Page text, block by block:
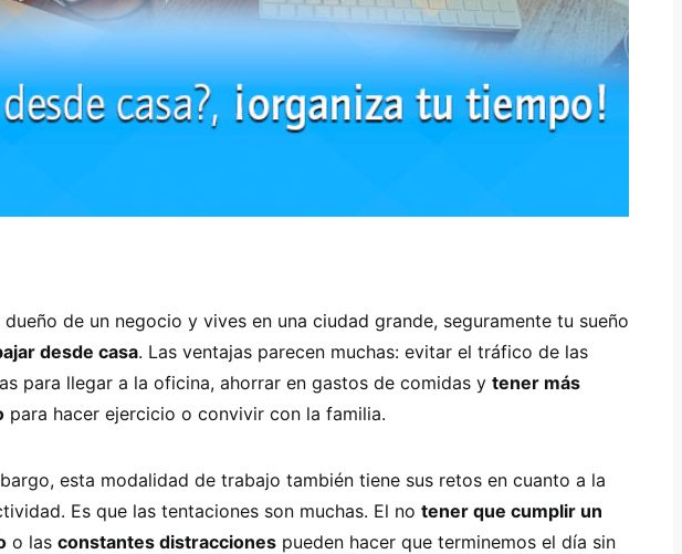
dueño de un negocio y vives en una ciudad grande, seguramente tu sueño
desde casa. Las ventajas parecen muchas: evitar el tráfico de las
para llegar a la oficina, ahorrar en gastos de comidas y tener más
para hacer ejercicio o convivir con la familia.
esta modalidad de trabajo también tiene sus retos en cuanto a la
Es que las tentaciones son muchas. El no tener que cumplir un
o las constantes distracciones pueden hacer que terminemos el día sin